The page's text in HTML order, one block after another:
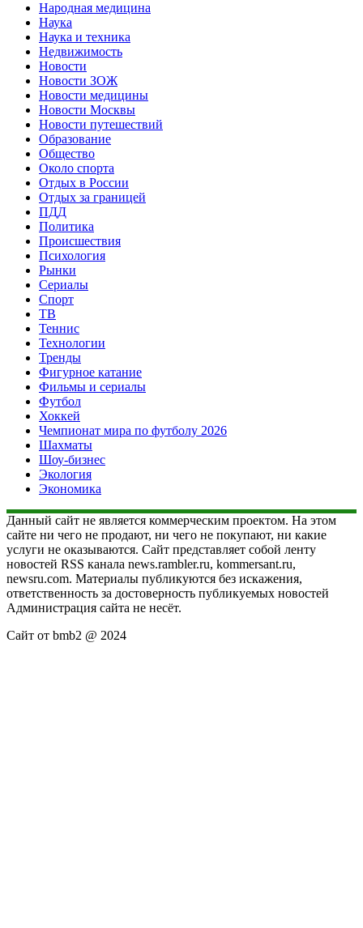
Народная медицина
Наука
Наука и техника
Недвижимость
Новости
Новости ЗОЖ
Новости медицины
Новости Москвы
Новости путешествий
Образование
Общество
Около спорта
Отдых в России
Отдых за границей
ПДД
Политика
Происшествия
Психология
Рынки
Сериалы
Спорт
ТВ
Теннис
Технологии
Тренды
Фигурное катание
Фильмы и сериалы
Футбол
Хоккей
Чемпионат мира по футболу 2026
Шахматы
Шоу-бизнес
Экология
Экономика
Данный сайт не является коммерческим проектом. На этом
сайте ни чего не продают, ни чего не покупают, ни какие
услуги не оказываются. Сайт представляет собой ленту
новостей RSS канала news.rambler.ru, kommersant.ru,
newsru.com. Материалы публикуются без искажения,
ответственность за достоверность публикуемых новостей
Администрация сайта не несёт.
Сайт от bmb2 @ 2024